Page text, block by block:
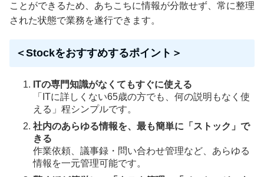
ことができるため、あちこちに情報が分散せず、常に整理
された状態で業務を遂行できます。
＜Stockをおすすめするポイント＞
ITの専門知識がなくてもすぐに使える
「ITに詳しくない65歳の方でも、何の説明もなく使
える」程シンプルです。
社内のあらゆる情報を、最も簡単に「ストック」で
きる
作業依頼、議事録・問い合わせ管理など、あらゆる
情報を一元管理可能です。